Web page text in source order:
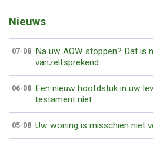
Nieuws
07-08 Na uw AOW stoppen? Dat is
vanzelfsprekend
06-08 Een nieuw hoofdstuk in uw
testament niet
05-08 Uw woning is misschien niet